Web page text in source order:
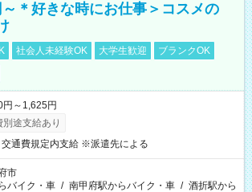
＊好きな時にお仕事＞コスメの
社会人未経験OK 大学生歓迎
ブランクOK
～1,625円
別途支給あり
交通費規定内支給 ※派遣先による
市
バイク・車 / 南甲府駅からバイク・車 / 酒折駅から